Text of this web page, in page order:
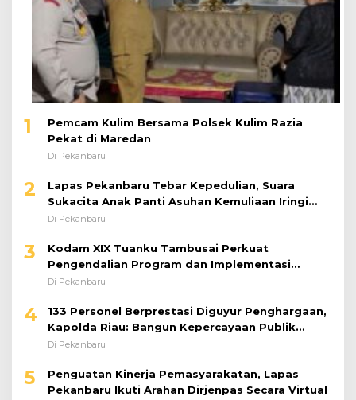
1
Pemcam Kulim Bersama Polsek Kulim Razia
Pekat di Maredan
Di Pekanbaru
2
Lapas Pekanbaru Tebar Kepedulian, Suara
Sukacita Anak Panti Asuhan Kemuliaan Iringi
Bantuan Sosial
Di Pekanbaru
3
Kodam XIX Tuanku Tambusai Perkuat
Pengendalian Program dan Implementasi
Doktrin TNI AD
Di Pekanbaru
4
133 Personel Berprestasi Diguyur Penghargaan,
Kapolda Riau: Bangun Kepercayaan Publik
dengan Karya Nyata
Di Pekanbaru
5
Penguatan Kinerja Pemasyarakatan, Lapas
Pekanbaru Ikuti Arahan Dirjenpas Secara Virtual